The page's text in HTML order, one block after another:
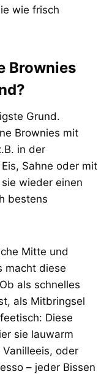
wie frisch
Brownies
Grund.
Brownies mit
in der
Sahne oder mit
wieder einen
bestens
Mitte und
macht diese
als schnelles
als Mitbringsel
Diese
sie lauwarm
oder
– jeder Bissen